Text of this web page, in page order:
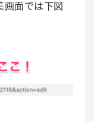
画面では下図